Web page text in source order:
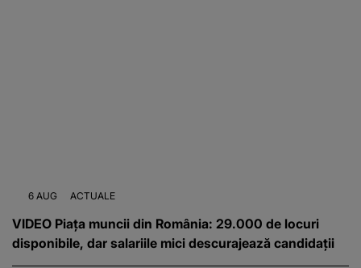
6 AUG ACTUALE
VIDEO Piața muncii din România: 29.000 de locuri
disponibile, dar salariile mici descurajează candidații